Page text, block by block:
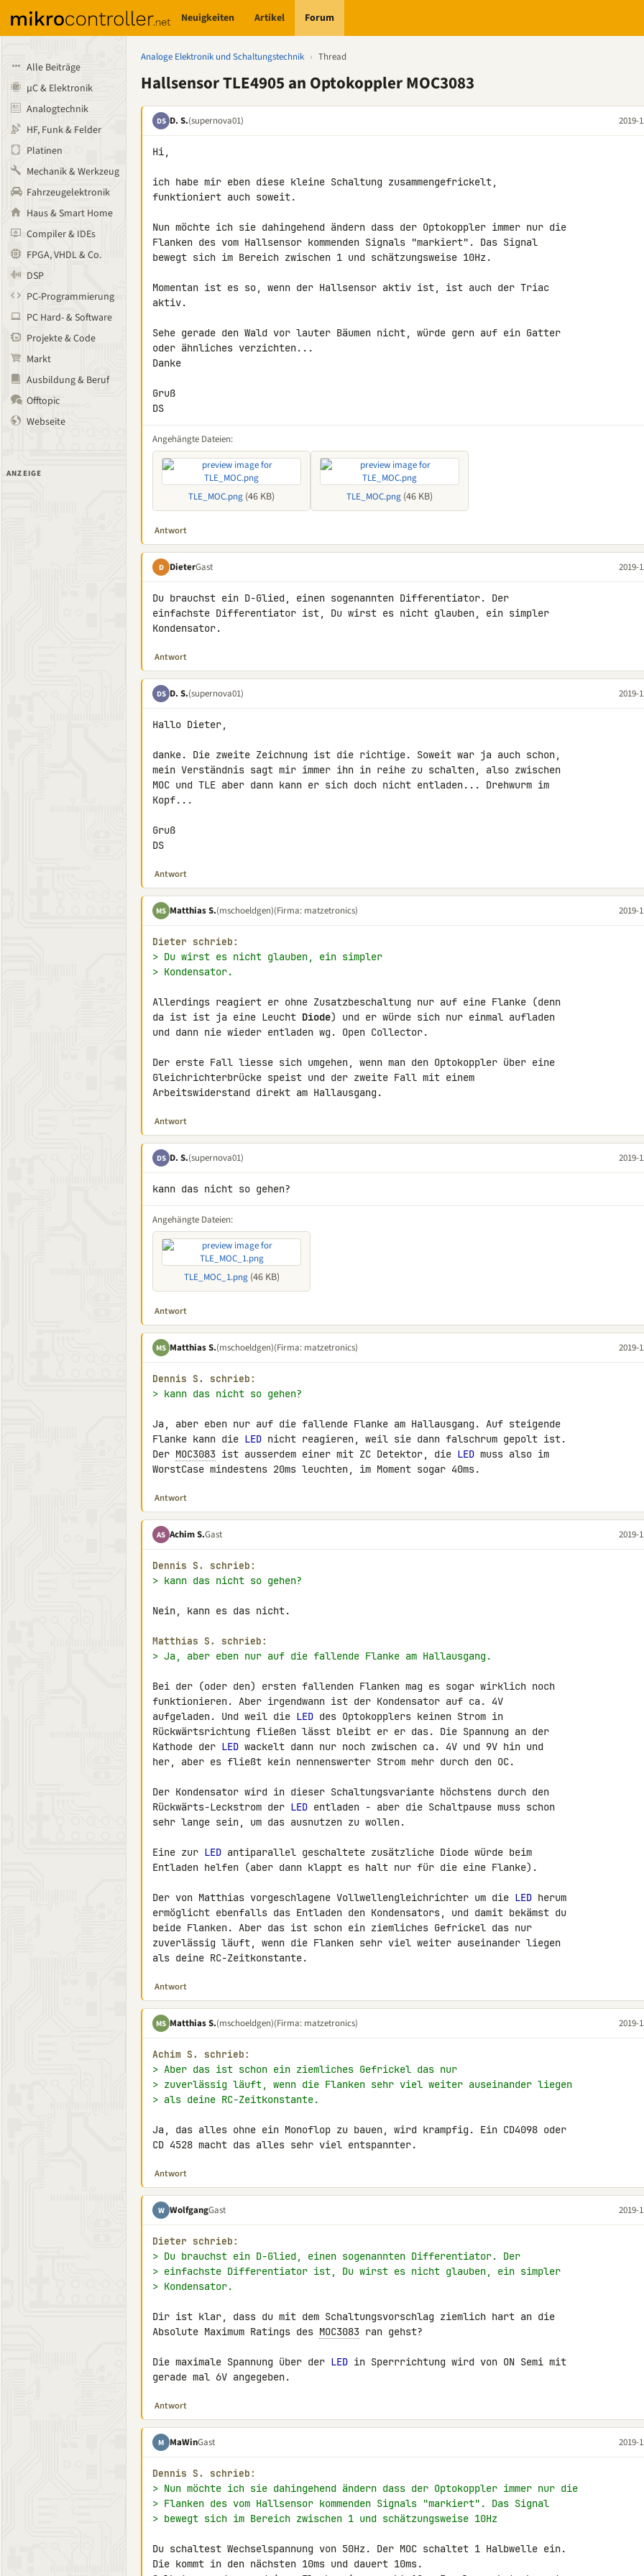
Neuigkeiten Artikel Forum
Alle Beiträge
µC & Elektronik
Analogtechnik
HF, Funk & Felder
Platinen
Mechanik & Werkzeug
Fahrzeugelektronik
Haus & Smart Home
Compiler & IDEs
FPGA, VHDL & Co.
DSP
PC-Programmierung
PC Hard- & Software
Projekte & Code
Markt
Ausbildung & Beruf
Offtopic
Webseite
ANZEIGE
Analoge Elektronik und Schaltungstechnik › Thread
Hallsensor TLE4905 an Optokoppler MOC3083
DS D. S.(supernova01) 2019-
Hi,
ich habe mir eben diese kleine Schaltung zusammengefrickelt,
funktioniert auch soweit.
Nun möchte ich sie dahingehend ändern dass der Optokoppler immer nur die
Flanken des vom Hallsensor kommenden Signals "markiert". Das Signal
bewegt sich im Bereich zwischen 1 und schätzungsweise 10Hz.
Momentan ist es so, wenn der Hallsensor aktiv ist, ist auch der Triac
aktiv.
Sehe gerade den Wald vor lauter Bäumen nicht, würde gern auf ein Gatter
oder ähnliches verzichten...
Danke
Gruß
DS
Angehängte Dateien:
TLE_MOC.png (46 KB) TLE_MOC.png (46 KB)
Antwort
D DieterGast 2019-
Du brauchst ein D-Glied, einen sogenannten Differentiator. Der
einfachste Differentiator ist, Du wirst es nicht glauben, ein simpler
Kondensator.
Antwort
DS D. S.(supernova01) 2019-
Hallo Dieter,
danke. Die zweite Zeichnung ist die richtige. Soweit war ja auch schon,
mein Verständnis sagt mir immer ihn in reihe zu schalten, also zwischen
MOC und TLE aber dann kann er sich doch nicht entladen... Drehwurm im
Kopf...
Gruß
DS
Antwort
MS Matthias S.(mschoeldgen)(Firma: matzetronics) 2019-
Dieter schrieb:
> Du wirst es nicht glauben, ein simpler
> Kondensator.
Allerdings reagiert er ohne Zusatzbeschaltung nur auf eine Flanke (denn
da ist ist ja eine Leucht Diode) und er würde sich nur einmal aufladen
und dann nie wieder entladen wg. Open Collector.
Der erste Fall liesse sich umgehen, wenn man den Optokoppler über eine
Gleichrichterbrücke speist und der zweite Fall mit einem
Arbeitswiderstand direkt am Hallausgang.
Antwort
DS D. S.(supernova01) 2019-
kann das nicht so gehen?
Angehängte Dateien:
TLE_MOC_1.png(46 KB)
Antwort
MS Matthias S.(mschoeldgen)(Firma: matzetronics) 2019-
Dennis S. schrieb:
> kann das nicht so gehen?
Ja, aber eben nur auf die fallende Flanke am Hallausgang. Auf steigende
Flanke kann die LED nicht reagieren, weil sie dann falschrum gepolt ist.
Der MOC3083 ist ausserdem einer mit ZC Detektor, die LED muss also im
WorstCase mindestens 20ms leuchten, im Moment sogar 40ms.
Antwort
AS Achim S.Gast 2019-
Dennis S. schrieb:
> kann das nicht so gehen?
Nein, kann es das nicht.
Matthias S. schrieb:
> Ja, aber eben nur auf die fallende Flanke am Hallausgang.
Bei der (oder den) ersten fallenden Flanken mag es sogar wirklich noch
funktionieren. Aber irgendwann ist der Kondensator auf ca. 4V
aufgeladen. Und weil die LED des Optokopplers keinen Strom in
Rückwärtsrichtung fließen lässt bleibt er er das. Die Spannung an der
Kathode der LED wackelt dann nur noch zwischen ca. 4V und 9V hin und
her, aber es fließt kein nennenswerter Strom mehr durch den OC.
Der Kondensator wird in dieser Schaltungsvariante höchstens durch den
Rückwärts-Leckstrom der LED entladen - aber die Schaltpause muss schon
sehr lange sein, um das ausnutzen zu wollen.
Eine zur LED antiparallel geschaltete zusätzliche Diode würde beim
Entladen helfen (aber dann klappt es halt nur für die eine Flanke).
Der von Matthias vorgeschlagene Vollwellengleichrichter um die LED herum
ermöglicht ebenfalls das Entladen den Kondensators, und damit bekämst du
beide Flanken. Aber das ist schon ein ziemliches Gefrickel das nur
zuverlässig läuft, wenn die Flanken sehr viel weiter auseinander liegen
als deine RC-Zeitkonstante.
Antwort
MS Matthias S.(mschoeldgen)(Firma: matzetronics) 2019-
Achim S. schrieb:
> Aber das ist schon ein ziemliches Gefrickel das nur
> zuverlässig läuft, wenn die Flanken sehr viel weiter auseinander liegen
> als deine RC-Zeitkonstante.
Ja, das alles ohne ein Monoflop zu bauen, wird krampfig. Ein CD4098 oder
CD 4528 macht das alles sehr viel entspannter.
Antwort
W WolfgangGast 2019-
Dieter schrieb:
> Du brauchst ein D-Glied, einen sogenannten Differentiator. Der
> einfachste Differentiator ist, Du wirst es nicht glauben, ein simpler
> Kondensator.
Dir ist klar, dass du mit dem Schaltungsvorschlag ziemlich hart an die
Absolute Maximum Ratings des MOC3083 ran gehst?
Die maximale Spannung über der LED in Sperrrichtung wird von ON Semi mit
gerade mal 6V angegeben.
Antwort
M MaWinGast 2019-
Dennis S. schrieb:
> Nun möchte ich sie dahingehend ändern dass der Optokoppler immer nur die
> Flanken des vom Hallsensor kommenden Signals "markiert". Das Signal
> bewegt sich im Bereich zwischen 1 und schätzungsweise 10Hz
Du schaltest Wechselspannung von 50Hz. Der MOC schaltet 1 Halbwelle ein.
Die kommt in den nächsten 10ms und dauert 10ms.